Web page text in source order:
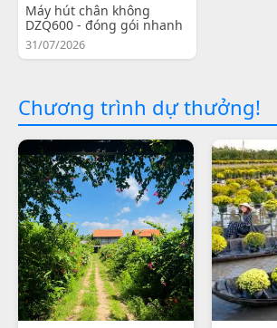
Máy hút chân không
DZQ600 - đóng gói nhanh
31/07/2026
Chương trình dự thưởng!